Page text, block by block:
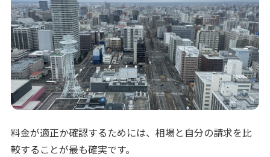
料金が適正か確認するためには、相場と自分の請求を比
較することが最も確実です。